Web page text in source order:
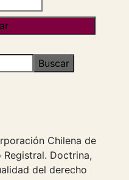
Buscar
Chilena de
Doctrina,
del derecho